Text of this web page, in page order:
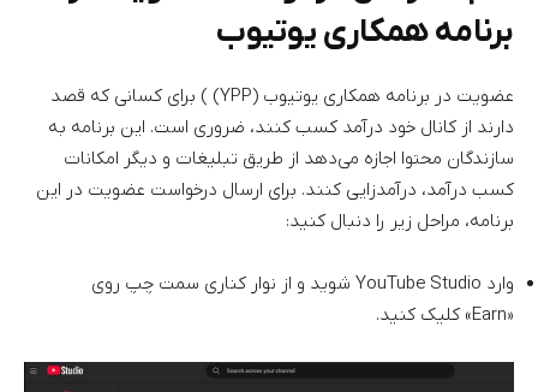
برنامه همکاری یوتیوب
عضویت در برنامه همکاری یوتیوب (YPP) ) برای کسانی که قصد
دارند از کانال خود درآمد کسب کنند، ضروری است. این برنامه به
سازندگان محتوا اجازه می‌دهد از طریق تبلیغات و دیگر امکانات
کسب درآمد، درآمدزایی کنند. برای ارسال درخواست عضویت در این
برنامه، مراحل زیر را دنبال کنید:
وارد YouTube Studio شوید و از نوار کناری سمت چپ روی
«Earn» کلیک کنید.